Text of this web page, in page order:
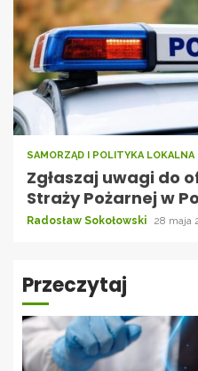
SAMORZĄD I POLITYKA LOKALNA
Zgłaszaj uwagi do
Straży Pożarnej w
Radosław Sokołowski 28 maja
Przeczytaj